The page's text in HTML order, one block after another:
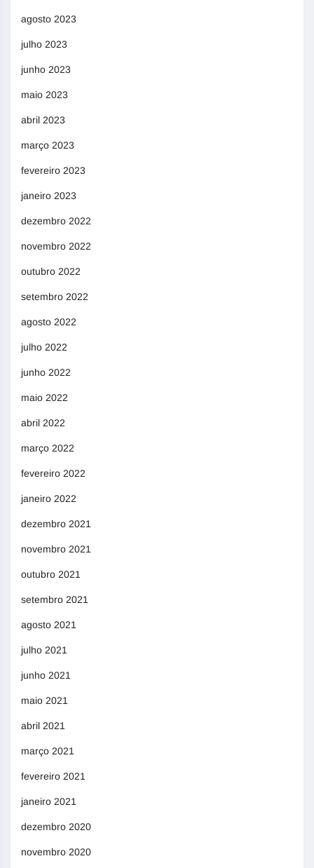
agosto 2023
julho 2023
junho 2023
maio 2023
abril 2023
março 2023
fevereiro 2023
janeiro 2023
dezembro 2022
novembro 2022
outubro 2022
setembro 2022
agosto 2022
julho 2022
junho 2022
maio 2022
abril 2022
março 2022
fevereiro 2022
janeiro 2022
dezembro 2021
novembro 2021
outubro 2021
setembro 2021
agosto 2021
julho 2021
junho 2021
maio 2021
abril 2021
março 2021
fevereiro 2021
janeiro 2021
dezembro 2020
novembro 2020